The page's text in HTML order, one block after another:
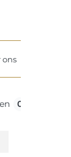
ons
0